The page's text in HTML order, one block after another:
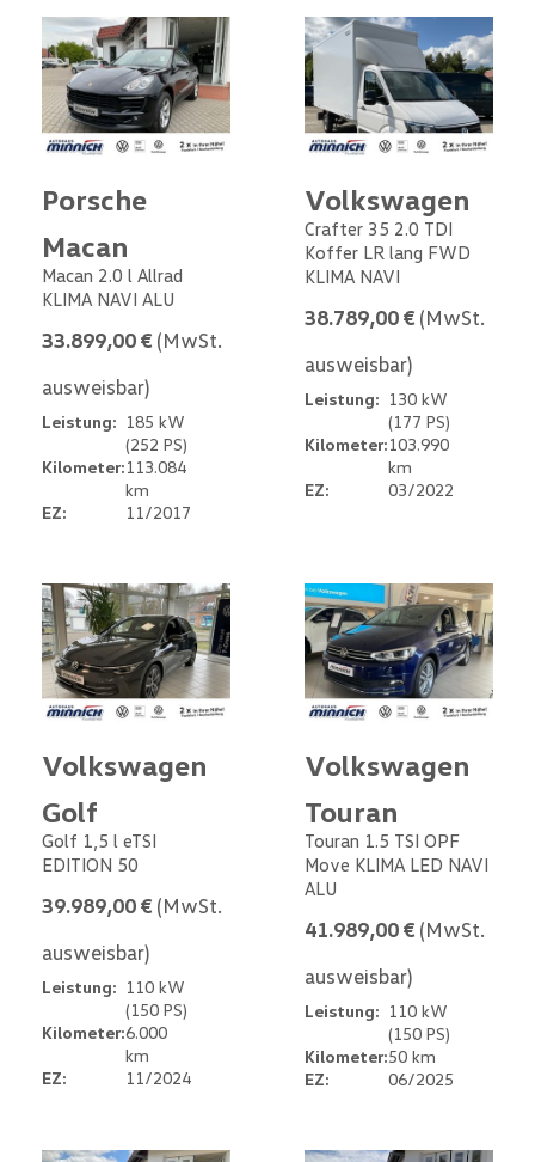
Porsche
Macan
Macan 2.0 l Allrad
KLIMA NAVI ALU
33.899,00 € (MwSt.
ausweisbar)
Leistung: 185 kW
(252 PS)
Kilometer:113.084
km
EZ:
11/2017
Volkswagen
Crafter 35 2.0 TDI
Koffer LR lang FWD
KLIMA NAVI
38.789,00 € (MwSt.
ausweisbar)
Leistung: 130 kW
(177 PS)
Kilometer:103.990
km
EZ:
03/2022
Volkswagen
Golf
Golf 1,5 l eTSI
EDITION 50
39.989,00 € (MwSt.
ausweisbar)
Leistung: 110 kW
(150 PS)
Kilometer:6.000
km
EZ:
11/2024
Volkswagen
Touran
Touran 1.5 TSI OPF
Move KLIMA LED NAVI
ALU
41.989,00 € (MwSt.
ausweisbar)
Leistung: 110 kW
(150 PS)
Kilometer:50 km
EZ:
06/2025